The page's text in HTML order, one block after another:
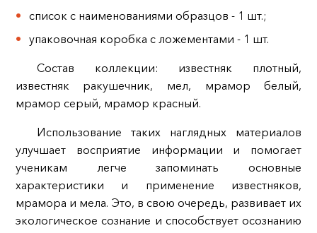
список с наименованиями образцов - 1 шт.;
упаковочная коробка с ложементами - 1 шт.
Состав коллекции: известняк плотный,
известняк ракушечник, мел, мрамор белый,
мрамор серый, мрамор красный.
Использование таких наглядных материалов
улучшает восприятие информации и помогает
ученикам легче запоминать основные
характеристики и применение известняков,
мрамора и мела. Это, в свою очередь, развивает их
экологическое сознание и способствует осознанию